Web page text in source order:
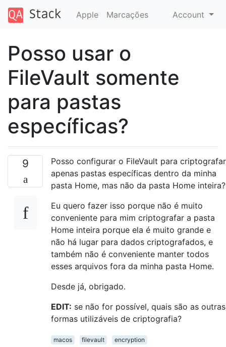
Apple Marcações Account
Posso usar o
FileVault somente
para pastas
específicas?
9
Posso configurar o FileVault para criptografar
apenas pastas específicas dentro da minha
pasta Home, mas não da pasta Home inteira?
Eu quero fazer isso porque não é muito
conveniente para mim criptografar a pasta
Home inteira porque ela é muito grande e
não há lugar para dados criptografados, e
também não é conveniente manter todos
esses arquivos fora da minha pasta Home.
Desde já, obrigado.
EDIT: se não for possível, quais são as outras
formas utilizáveis ​​de criptografia?
macos filevault
encryption